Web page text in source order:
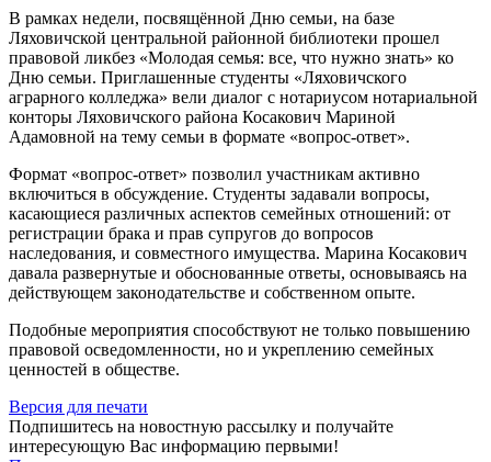
В рамках недели, посвящённой Дню семьи, на базе
Ляховичской центральной районной библиотеки прошел
правовой ликбез «Молодая семья: все, что нужно знать» ко
Дню семьи. Приглашенные студенты «Ляховичского
аграрного колледжа» вели диалог с нотариусом нотариальной
конторы Ляховичского района Косакович Мариной
Адамовной на тему семьи в формате «вопрос-ответ».
Формат «вопрос-ответ» позволил участникам активно
включиться в обсуждение. Студенты задавали вопросы,
касающиеся различных аспектов семейных отношений: от
регистрации брака и прав супругов до вопросов
наследования, и совместного имущества. Марина Косакович
давала развернутые и обоснованные ответы, основываясь на
действующем законодательстве и собственном опыте.
Подобные мероприятия способствуют не только повышению
правовой осведомленности, но и укреплению семейных
ценностей в обществе.
Версия для печати
Подпишитесь на новостную рассылку и получайте
интересующую Вас информацию первыми!